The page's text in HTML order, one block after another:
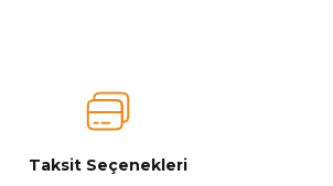
Taksit Seçenekleri